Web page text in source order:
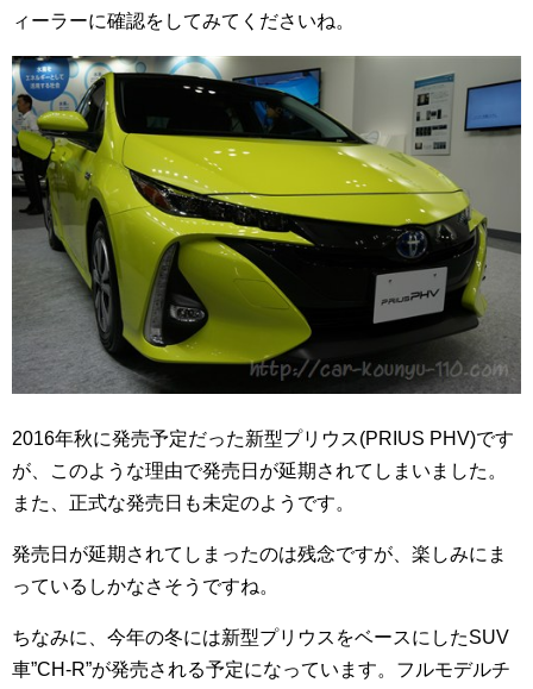
ィーラーに確認をしてみてくださいね。
2016年秋に発売予定だった新型プリウス(PRIUS PHV)です
が、このような理由で発売日が延期されてしまいました。
また、正式な発売日も未定のようです。
発売日が延期されてしまったのは残念ですが、楽しみにま
っているしかなさそうですね。
ちなみに、今年の冬には新型プリウスをベースにしたSUV
車”CH-R”が発売される予定になっています。フルモデルチ